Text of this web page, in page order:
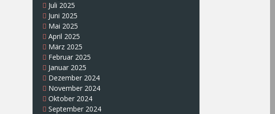
Juli 2025
Juni 2025
Mai 2025
April 2025
März 2025
Februar 2025
Januar 2025
Dezember 2024
November 2024
Oktober 2024
September 2024